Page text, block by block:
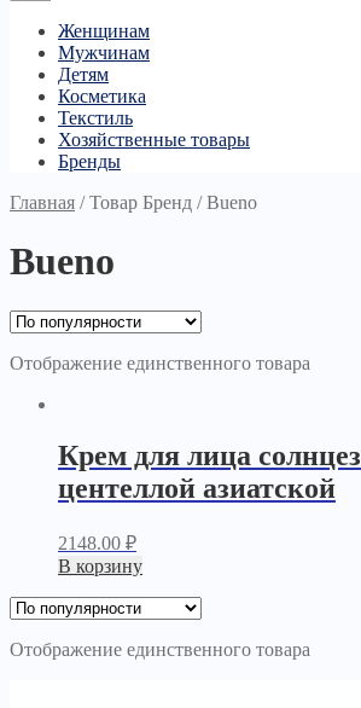
Женщинам
Мужчинам
Детям
Косметика
Текстиль
Хозяйственные товары
Бренды
Главная /Товар Бренд /Bueno
Bueno
Отображение единственного товара
Крем для лица
центеллой азиатской
2148.00 ₽
В корзину
Отображение единственного товара